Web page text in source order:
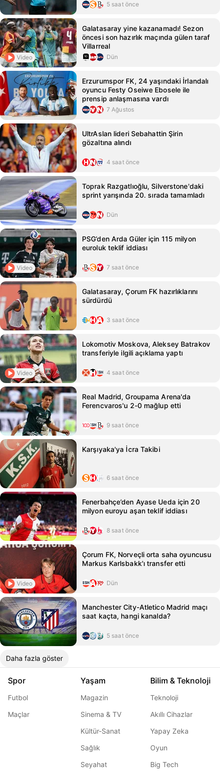
5 saat önce
Video
Galatasaray yine kazanamadı! Sezon
öncesi son hazırlık maçında gülen taraf
Villarreal
Dün
Erzurumspor FK, 24 yaşındaki İrlandalı
oyuncu Festy Oseiwe Ebosele ile
prensip anlaşmasına vardı
7 Ağustos
UltrAslan lideri Sebahattin Şirin
gözaltına alındı
4 saat önce
Toprak Razgatlıoğlu, Silverstone'daki
sprint yarışında 20. sırada tamamladı
Dün
Video
PSG’den Arda Güler için 115 milyon
euroluk teklif iddiası
7 saat önce
Galatasaray, Çorum FK hazırlıklarını
sürdürdü
3 saat önce
Video
Lokomotiv Moskova, Aleksey Batrakov
transferiyle ilgili açıklama yaptı
4 saat önce
Real Madrid, Groupama Arena'da
Ferencvaros'u 2-0 mağlup etti
9 saat önce
Karşıyaka'ya İcra Takibi
6 saat önce
Fenerbahçe’den Ayase Ueda için 20
milyon euroyu aşan teklif iddiası
8 saat önce
Video
Çorum FK, Norveçli orta saha oyuncusu
Markus Karlsbakk'ı transfer etti
Dün
Manchester City-Atletico Madrid maçı
saat kaçta, hangi kanalda?
5 saat önce
Daha fazla göster
Spor
Futbol
Maçlar
Yaşam
Magazin
Sinema & TV
Kültür-Sanat
Sağlık
Seyahat
Bilim & Teknoloji
Teknoloji
Akıllı Cihazlar
Yapay Zeka
Oyun
Big Tech